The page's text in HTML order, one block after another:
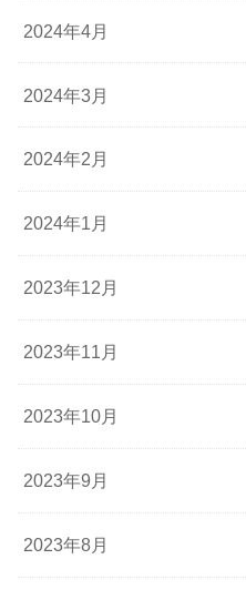
2024年4月
2024年3月
2024年2月
2024年1月
2023年12月
2023年11月
2023年10月
2023年9月
2023年8月